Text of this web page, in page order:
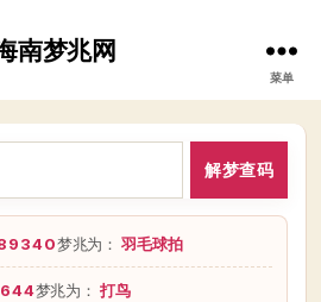
南梦兆网
菜单
解梦查码
梦兆为：羽毛球拍
梦兆为：打鸟